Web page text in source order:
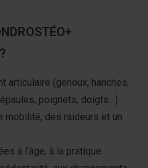
articulaire (genoux, hanches,
poignets, doigts…)
mobilité, des raideurs et un
à l’âge, à la pratique